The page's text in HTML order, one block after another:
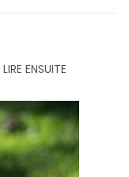
ENSUITE